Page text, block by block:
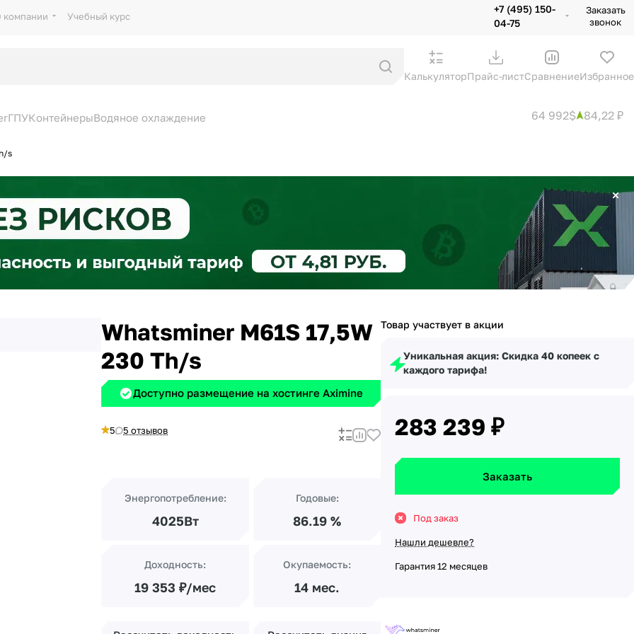
компании Учебный курс
+7 (495) 150-
04-75
Заказать
звонок
КалькуляторПрайс-листСравнениеИзбранное
ГПУКонтейнерыВодяное охлаждение 64 992$ 84,22 ₽
s
×
Whatsminer M61S 17,5W
230 Th/s
Доступно размещение на хостинге Aximine
5 5 отзывов
Энергопотребление:
4025Вт
Годовые:
86.19 %
Доходность:
19 353 ₽/мес
Окупаемость:
14 мес.
Товар участвует в акции
Уникальная акция: Скидка 40 копеек с
каждого тарифа!
283 239 ₽
Заказать
Под заказ
Нашли дешевле?
Гарантия 12 месяцев